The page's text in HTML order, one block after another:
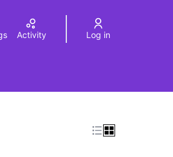
language
Activity Log in